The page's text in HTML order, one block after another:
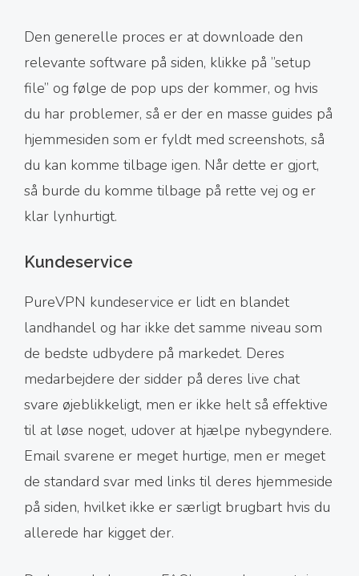
Den generelle proces er at downloade den
relevante software på siden, klikke på ’’setup
file’’ og følge de pop ups der kommer, og hvis
du har problemer, så er der en masse guides på
hjemmesiden som er fyldt med screenshots, så
du kan komme tilbage igen. Når dette er gjort,
så burde du komme tilbage på rette vej og er
klar lynhurtigt.
Kundeservice
PureVPN kundeservice er lidt en blandet
landhandel og har ikke det samme niveau som
de bedste udbydere på markedet. Deres
medarbejdere der sidder på deres live chat
svare øjeblikkeligt, men er ikke helt så effektive
til at løse noget, udover at hjælpe nybegyndere.
Email svarene er meget hurtige, men er meget
de standard svar med links til deres hjemmeside
på siden, hvilket ikke er særligt brugbart hvis du
allerede har kigget der.